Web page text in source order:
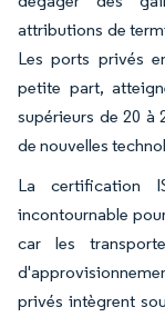
attributions de
Les ports privés
petite part,
supérieurs de 20 à
de nouvelles
La certification
incontournable
car les
privés intègrent